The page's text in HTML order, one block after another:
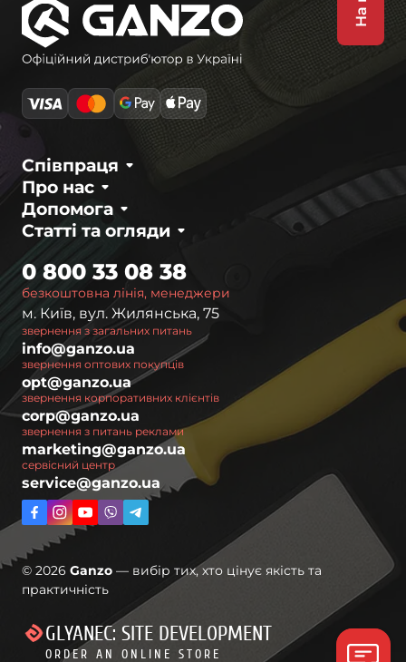
Про нас
Співпраця
Статті та огляди
Допомога
безкоштовна лінія, менеджери
0 800 33 08 38
м. Київ, вул. Жилянська, 75
звернення з загальних питань
info@ganzo.ua
звернення оптових покупців
opt@ganzo.ua
звернення корпоративних клієнтів
corp@ganzo.ua
звернення з питань реклами
marketing@ganzo.ua
сервісний центр
service@ganzo.ua
© 2026 Ganzo — вибір тих, хто цінує якість та
практичність
GLYANEC: SITE DEVELOPMENT
ORDER AN ONLINE STORE